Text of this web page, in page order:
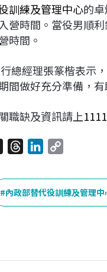
訓練及管理中心的
營時間。當役男順
時間。
總經理張篆楷表示
間做好充分準備，
職缺及資訊請上
r
e
a
n
k
e
p
y
L
內政部替代役訓練及管理中